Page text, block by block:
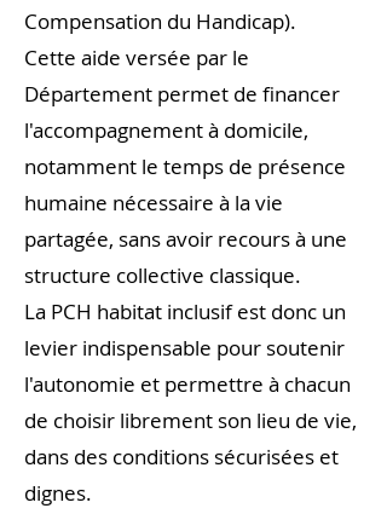
Compensation du Handicap).
Cette aide versée par le
Département permet de financer
l'accompagnement à domicile,
notamment le temps de présence
humaine nécessaire à la vie
partagée, sans avoir recours à une
structure collective classique.
La PCH habitat inclusif est donc un
levier indispensable pour soutenir
l'autonomie et permettre à chacun
de choisir librement son lieu de vie,
dans des conditions sécurisées et
dignes.